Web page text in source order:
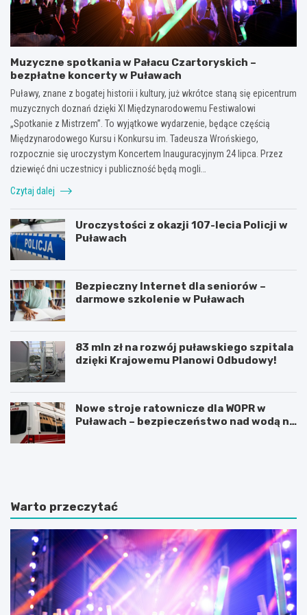
Muzyczne spotkania w Pałacu Czartoryskich –
bezpłatne koncerty w Puławach
Puławy, znane z bogatej historii i kultury, już wkrótce staną się epicentrum
muzycznych doznań dzięki XI Międzynarodowemu Festiwalowi
„Spotkanie z Mistrzem”. To wyjątkowe wydarzenie, będące częścią
Międzynarodowego Kursu i Konkursu im. Tadeusza Wrońskiego,
rozpocznie się uroczystym Koncertem Inauguracyjnym 24 lipca. Przez
dziewięć dni uczestnicy i publiczność będą mogli…
Czytaj dalej
Uroczystości z okazji 107-lecia Policji w
Puławach
Bezpieczny Internet dla seniorów –
darmowe szkolenie w Puławach
83 mln zł na rozwój puławskiego szpitala
dzięki Krajowemu Planowi Odbudowy!
Nowe stroje ratownicze dla WOPR w
Puławach – bezpieczeństwo nad wodą na
O
j
n
i
z
n
a
e
J
e
u
s
1
0
0
l
Warto przeczytać